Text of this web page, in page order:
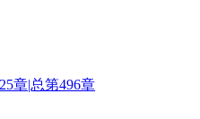
章|总第496章